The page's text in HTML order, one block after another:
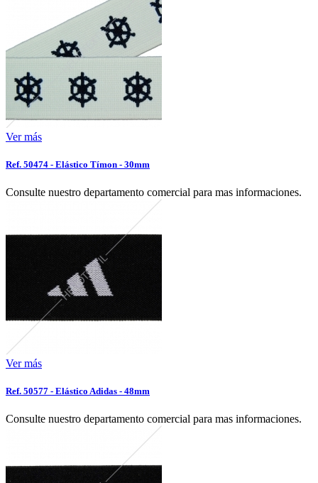
Ver más
Ref. 50474 - Elástico Tímon - 30mm
Consulte nuestro departamento comercial para mas informaciones.
Ver más
Ref. 50577 - Elástico Adidas - 48mm
Consulte nuestro departamento comercial para mas informaciones.